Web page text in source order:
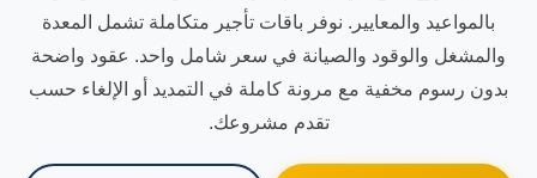
بالمواعيد والمعايير. نوفر باقات تأجير متكاملة تشمل المعدة
والمشغل والوقود والصيانة في سعر شامل واحد. عقود واضحة
بدون رسوم مخفية مع مرونة كاملة في التمديد أو الإلغاء حسب
تقدم مشروعك.